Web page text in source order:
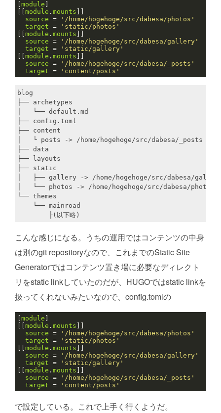
module
module . mounts
source =
'/home/hogehoge/src/dabesa/photos'
target =
'static/photos'
module . mounts
source =
'/home/hogehoge/src/dabesa/gallery'
target =
'static/gallery'
module . mounts
source =
'/home/hogehoge/src/dabesa/_posts'
target = 'content/posts'
blog
├── archetypes
│   └── default.md
├── config.toml
├── content
│   └ posts -> /home/hogehoge/src/dabesa/_posts
├── data
├── layouts
├── static
│   ├── gallery -> /home/hogehoge/src/dabesa/
│   └── photos -> /home/hogehoge/src/dabesa/photos
└── themes
    └── mainroad
こんな感じになる。うちの運用ではコンテンツの中身
は別のgit repositoryなので、これまでのStatic Site
Generatorではコンテンツ置き場に必要なディレクト
リをstatic linkしていたのだが、HUGOではstatic linkを
扱ってくれないみたいなので、config.tomlの
module
module . mounts
source =
'/home/hogehoge/src/dabesa/photos'
target =
'static/photos'
module . mounts
source =
'/home/hogehoge/src/dabesa/gallery'
target =
'static/gallery'
module . mounts
source =
'/home/hogehoge/src/dabesa/_posts'
target = 'content/posts'
で設定している。これで上手く行くようだ。